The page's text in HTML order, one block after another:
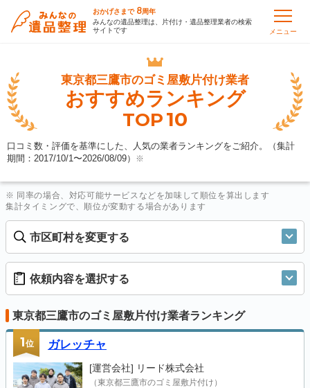
おかげさまで 8周年
みんなの遺品整理は、片付け・遺品整理業者の検索
サイトです
メニュー
東京都三鷹市のゴミ屋敷片付け業者
おすすめランキング
TOP10
口コミ数・評価を基準にした、人気の業者ランキングをご紹介。（集計
期間：2017/10/1〜2026/08/09） ※
※ 同率の場合、対応可能サービスなどを加味して順位を算出します
集計タイミングで、順位が変動する場合があります
市区町村を変更する
依頼内容を選択する
東京都三鷹市のゴミ屋敷片付け業者ランキング
1位 ガレッチャ
[運営会社] リード株式会社
（東京都三鷹市のゴミ屋敷片付け）